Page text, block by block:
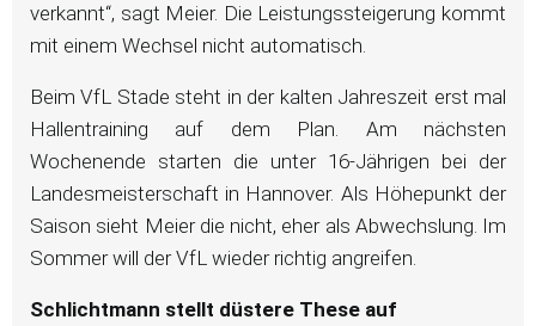
verkannt“, sagt Meier. Die Leistungssteigerung kommt
mit einem Wechsel nicht automatisch.
Beim VfL Stade steht in der kalten Jahreszeit erst mal
Hallentraining auf dem Plan. Am nächsten
Wochenende starten die unter 16-Jährigen bei der
Landesmeisterschaft in Hannover. Als Höhepunkt der
Saison sieht Meier die nicht, eher als Abwechslung. Im
Sommer will der VfL wieder richtig angreifen.
Schlichtmann stellt düstere These auf